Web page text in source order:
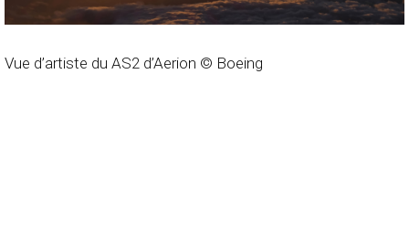
Vue d’artiste du AS2 d’Aerion © Boeing